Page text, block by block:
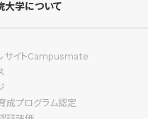
大学について
サイトCampusmate
成プログラム認定